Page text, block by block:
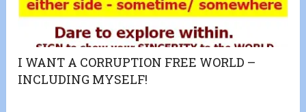
I WANT A CORRUPTION FREE WORLD –
INCLUDING MYSELF!